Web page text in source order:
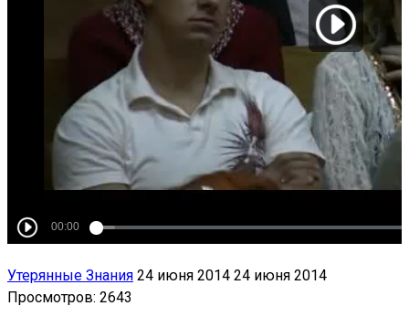
Утерянные Знания 24 июня 2014 24 июня 2014
Просмотров: 2643